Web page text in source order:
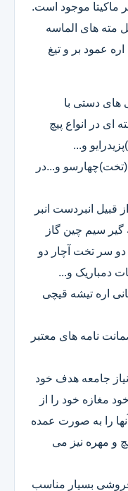
ماکیتا موجود است.
مته های الماسه
عمود بر و تیغ
های دستی با
ای در انواع پیچ
و...
و...در
قبیل انبردست انبر
گیر سیم چین گاز
دو سر تخت آچار دو
دمباریک و...
اره تیشه قیچی
نامه های معتبر
جامعه هدف خود
مغازه خود را از
آنها را به صورت عمده
و مهره نیز می
فروشی بسیار مناسب